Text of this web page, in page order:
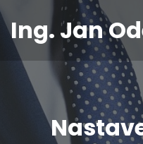
Ing. Jan